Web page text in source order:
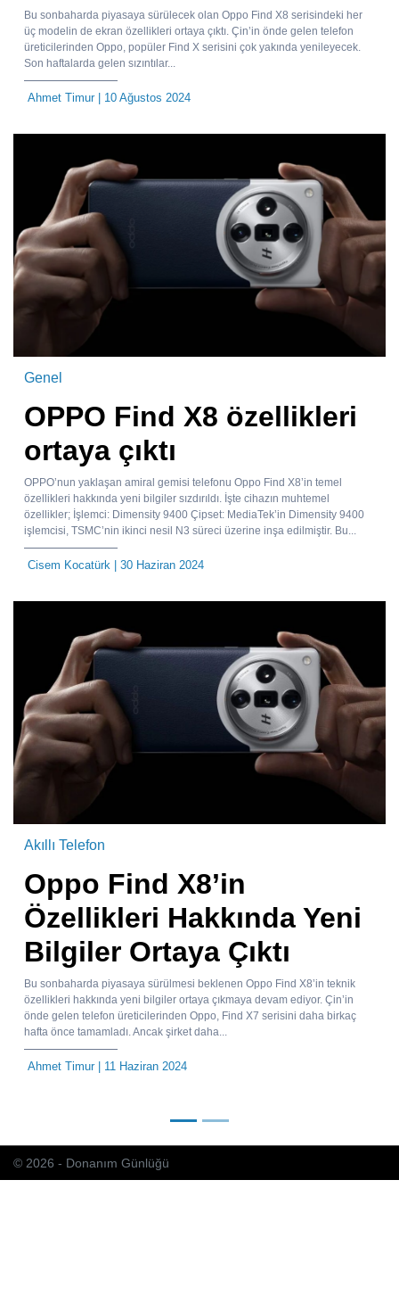
Bu sonbaharda piyasaya sürülecek olan Oppo Find X8 serisindeki her
üç modelin de ekran özellikleri ortaya çıktı. Çin’in önde gelen telefon
üreticilerinden Oppo, popüler Find X serisini çok yakında yenileyecek.
Son haftalarda gelen sızıntılar...
Ahmet Timur| 10 Ağustos 2024
Genel
OPPO Find X8 özellikleri
ortaya çıktı
OPPO’nun yaklaşan amiral gemisi telefonu Oppo Find X8’in temel
özellikleri hakkında yeni bilgiler sızdırıldı. İşte cihazın muhtemel
özellikler; İşlemci: Dimensity 9400 Çipset: MediaTek’in Dimensity 9400
işlemcisi, TSMC’nin ikinci nesil N3 süreci üzerine inşa edilmiştir. Bu...
Cisem Kocatürk | 30 Haziran 2024
Akıllı Telefon
Oppo Find X8’in
Özellikleri Hakkında Yeni
Bilgiler Ortaya Çıktı
Bu sonbaharda piyasaya sürülmesi beklenen Oppo Find X8’in teknik
özellikleri hakkında yeni bilgiler ortaya çıkmaya devam ediyor. Çin’in
önde gelen telefon üreticilerinden Oppo, Find X7 serisini daha birkaç
hafta önce tamamladı. Ancak şirket daha...
Ahmet Timur| 11 Haziran 2024
© 2026 - Donanım Günlüğü